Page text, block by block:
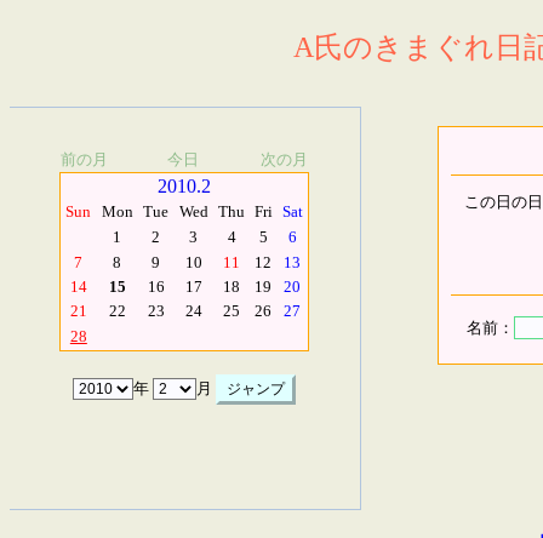
A氏のきまぐれ日
前の月 今日 次の月
2010.2
Sun Mon Tue Wed Thu Fri Sat
1
2 3 4 5
6
7
8 9 10 11 12
13
14
15 16 17 18 19
20
21
22 23 24 25 26
27
28
年 月
この日の
名前：